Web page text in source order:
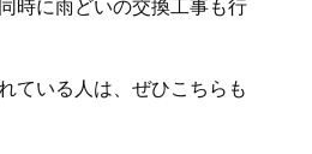
時に雨どいの交換工事も行
ている人は、ぜひこちらも